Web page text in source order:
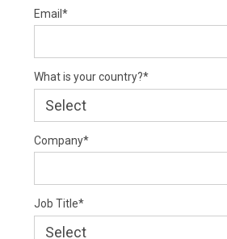
Email*
What is your country?*
Company*
Job Title*